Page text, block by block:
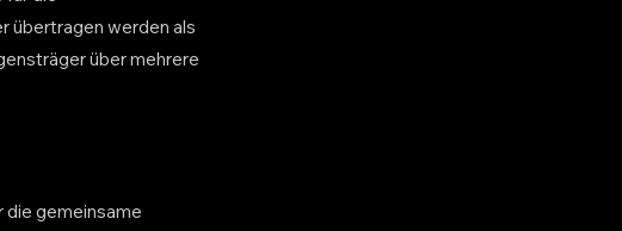
übertragen werden als
über mehrere
die gemeinsame